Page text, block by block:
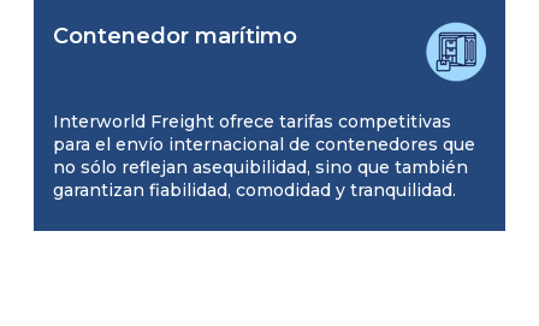
Contenedor marítimo
Interworld Freight ofrece tarifas competitivas
para el envío internacional de contenedores que
no sólo reflejan asequibilidad, sino que también
garantizan fiabilidad, comodidad y tranquilidad.